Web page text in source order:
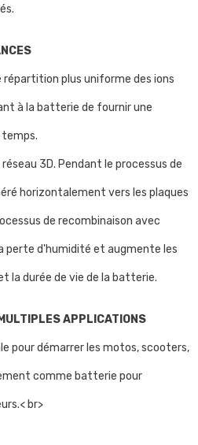
plus uniforme des ions
à la batterie de fournir une
3D. Pendant le processus de
horizontalement vers les plaques
de recombinaison avec
perte d'humidité et augmente les
la durée de vie de la batterie.
APPLICATIONS
pour démarrer les motos, scooters,
comme batterie pour
br>